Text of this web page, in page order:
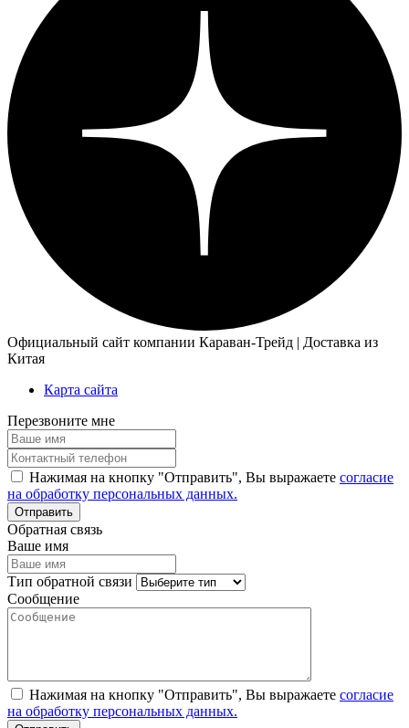
Официальный сайт компании Караван-Трейд | Доставка из
Китая
Карта сайта
Перезвоните мне
Нажимая на кнопку "Отправить", Вы выражаете согласие
на обработку персональных данных.
Обратная связь
Ваше имя
Тип обратной связи
Сообщение
Нажимая на кнопку "Отправить", Вы выражаете согласие
на обработку персональных данных.